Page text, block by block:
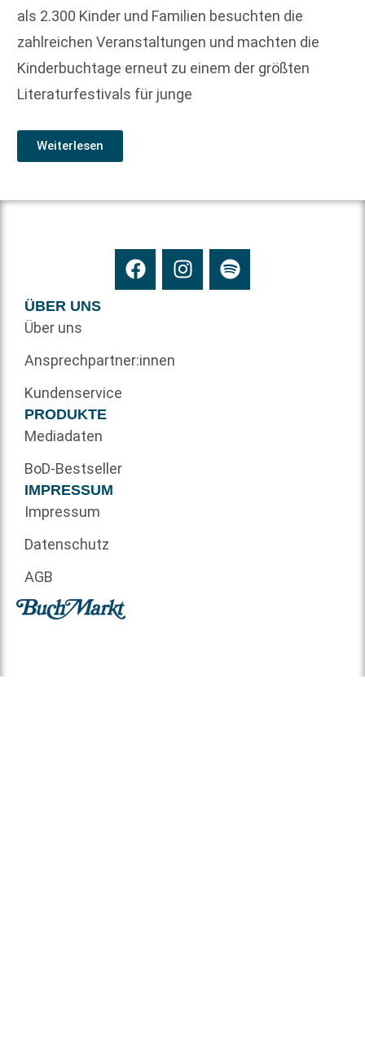
als 2.300 Kinder und Familien besuchten die
zahlreichen Veranstaltungen und machten die
Kinderbuchtage erneut zu einem der größten
Literaturfestivals für junge
Weiterlesen
ÜBER UNS
Über uns
Ansprechpartner:innen
Kundenservice
PRODUKTE
Mediadaten
BoD-Bestseller
IMPRESSUM
Impressum
Datenschutz
AGB